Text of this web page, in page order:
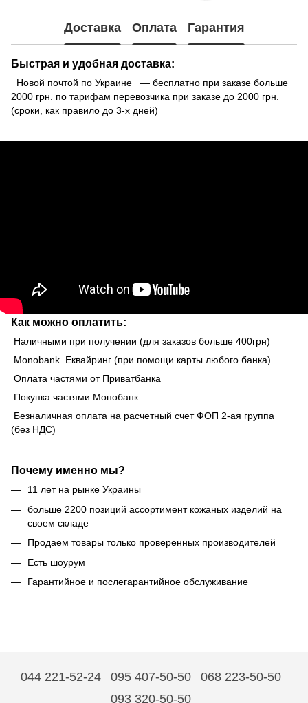
Доставка Оплата Гарантия
Быстрая и удобная доставка:
Новой почтой по Украине — бесплатно при заказе больше
2000 грн. по тарифам перевозчика при заказе до 2000 грн.
(сроки, как правило до 3-х дней)
Как можно оплатить:
Наличными при получении (для заказов больше 400грн)
Monobank Еквайринг (при помощи карты любого банка)
Оплата частями от Приватбанка
Покупка частями Монобанк
Безналичная оплата на расчетный счет ФОП 2-ая группа
(без НДС)
Почему именно мы?
11 лет на рынке Украины
больше 2200 позиций ассортимент кожаных изделий на
своем складе
Продаем товары только проверенных производителей
Есть шоурум
Гарантийное и послегарантийное обслуживание
044 221-52-24 095 407-50-50
068 223-50-50
093 320-50-50